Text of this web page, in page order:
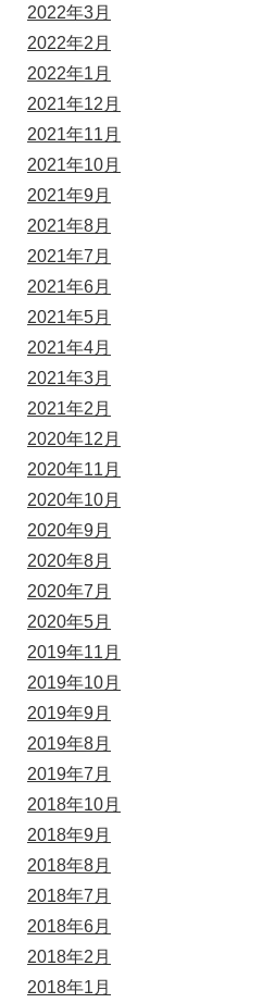
2022年3月
2022年2月
2022年1月
2021年12月
2021年11月
2021年10月
2021年9月
2021年8月
2021年7月
2021年6月
2021年5月
2021年4月
2021年3月
2021年2月
2020年12月
2020年11月
2020年10月
2020年9月
2020年8月
2020年7月
2020年5月
2019年11月
2019年10月
2019年9月
2019年8月
2019年7月
2018年10月
2018年9月
2018年8月
2018年7月
2018年6月
2018年2月
2018年1月